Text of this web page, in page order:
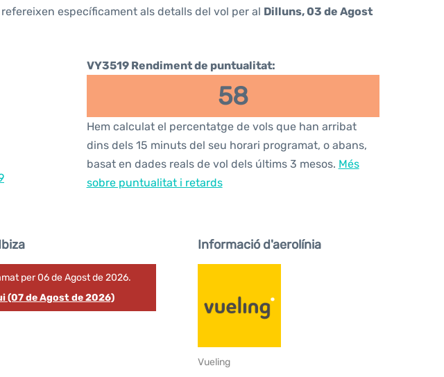
específicament als detalls del vol per al Dilluns, 03 de Agost
VY3519 Rendiment de puntualitat:
58
Hem calculat el percentatge de vols que han arribat
dins dels 15 minuts del seu horari programat, o abans,
basat en dades reals de vol dels últims 3 mesos. Més
sobre puntualitat i retards
per 06 de Agost de 2026.
(07 de Agost de 2026)
Informació d'aerolínia
Vueling